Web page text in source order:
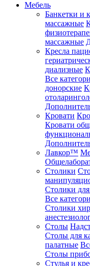
Мебель
Банкетки и
массажные
массажные
Кресла
диализные
Все
донорские
Кровати
Кровати
Лавкор™
Столики
Столики
Все
Столики
Столы
Столы для
палатные
Столы
Стулья и